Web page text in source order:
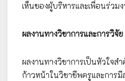
เห็นของผู้บริหารและเพื่อนร่วม
ผลงานทางวิชาการและการวิจัย
ผลงานทางวิชาการเป็นหัวใจส
ก้าวหน้าในวิชาชีพครูและการ